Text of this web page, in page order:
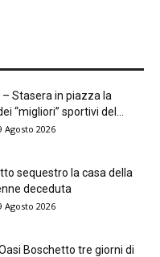
– Stasera in piazza la
“migliori” sportivi del...
Agosto 2026
sequestro la casa della
deceduta
Agosto 2026
Boschetto tre giorni di